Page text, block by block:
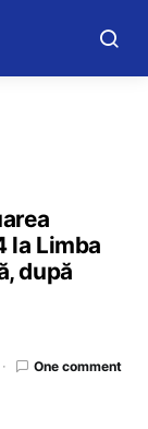
la Limba
după
One comment